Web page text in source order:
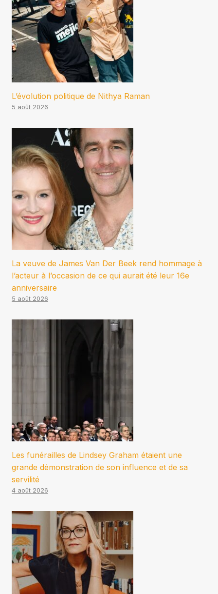
L’évolution politique de Nithya Raman
5 août 2026
La veuve de James Van Der Beek rend hommage à
l’acteur à l’occasion de ce qui aurait été leur 16e
anniversaire
5 août 2026
Les funérailles de Lindsey Graham étaient une
grande démonstration de son influence et de sa
servilité
4 août 2026